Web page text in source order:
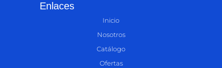
Enlaces
Inicio
Nosotros
Catálogo
Ofertas